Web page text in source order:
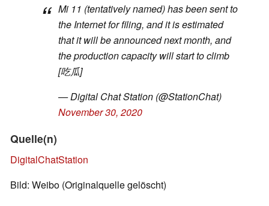
Mi 11 (tentatively named) has been sent to
the Internet for filing, and it is estimated
that it will be announced next month, and
the production capacity will start to climb
[吃瓜]
— Digital Chat Station (@StationChat)
November 30, 2020
Quelle(n)
DigitalChatStation
Bild: Weibo (Originalquelle gelöscht)